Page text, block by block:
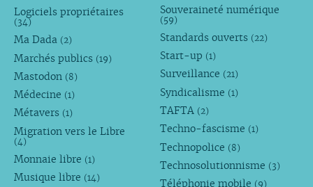
Logiciels propriétaires
(34)
Ma Dada (2)
Marchés publics (19)
Mastodon (8)
Médecine (1)
Métavers (1)
Migration vers le Libre
(4)
Monnaie libre (1)
Musique libre (14)
Souveraineté numérique
(59)
Standards ouverts (22)
Start-up (1)
Surveillance (21)
Syndicalisme (1)
TAFTA (2)
Techno-fascisme (1)
Technopolice (8)
Technosolutionnisme (3)
Téléphonie mobile (9)